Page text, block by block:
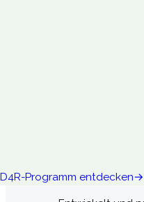
D4R-Programm entdecken